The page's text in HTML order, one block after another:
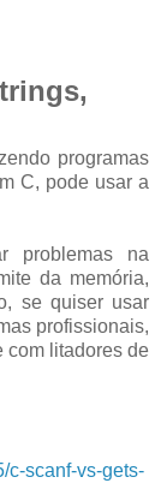
programas
C, pode usar a
problemas na
da memória,
se quiser usar
profissionais,
com litadores de
c-scanf-vs-gets-